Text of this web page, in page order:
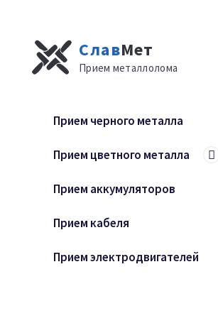
СлавМет
Прием металлолома
Прием черного металла
Прием цветного металла
Прием аккумуляторов
Прием кабеля
Прием электродвигателей